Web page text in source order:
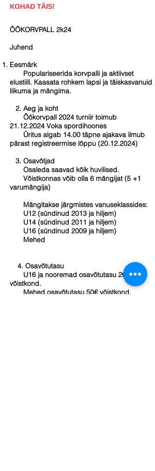
KOHAD TÄIS!
ÖÖKORVPALL 2k24
Juhend
Eesmärk
Populariseerida korvpalli ja aktiivset
elustiili. Kaasata rohkem lapsi ja täiskasvanuid
liikuma ja mängima.
2. Aeg ja koht
Öökorvpall 2024 turniir toimub
21.12.2024 Voka spordihoones
Üritus algab 14.00 täpne ajakava ilmub
pärast registreermise lõppu (20.12.2024)
3. Osavõtjad
Osaleda saavad kõik huvilised.
Võistkonnas võib olla 6 mängijat (5 +1
varumängija)
Mängitakse järgmistes vanuseklassides:
U12 (sündinud 2013 ja hiljem)
U14 (sündinud 2011 ja hiljem)
U16 (sündinud 2009 ja hiljem)
Mehed
4. Osavõtutasu
U16 ja nooremad osavõtutasu 20€
võistkond.
Mehed osavõtutasu 50€ võistkond.